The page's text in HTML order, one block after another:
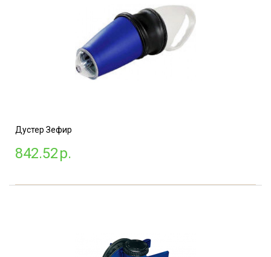
Дустер Зефир
842.52р.